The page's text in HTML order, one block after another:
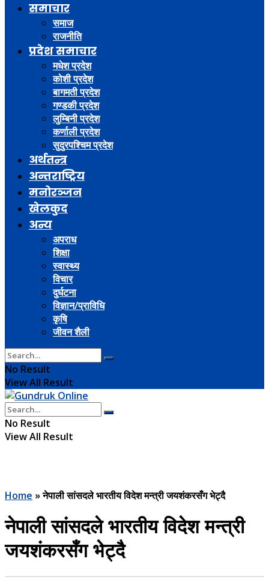
समाचार
समाज
राजनीति
प्रदेश समाचार
मधेश प्रदेश
कोशी प्रदेश
बागमती प्रदेश
गण्डकी प्रदेश
लुम्बिनी प्रदेश
कर्णाली प्रदेश
सुदुरपश्चिम प्रदेश
अर्थतन्त्र
अन्तराष्ट्रिय
मनोरञ्जन
खेलकुद
अन्य
अपराध
शिक्षा
स्वास्थ्य
विचार
दुर्घटना
विज्ञान/प्राविधि
कृषि
जीवन शैली
No Result
View All Result
No Result
View All Result
Home »नेपाली सांसदले भारतीय विदेश मन्त्री जयशंकरसँग भेट्दै
नेपाली सांसदले भारतीय विदेश मन्त्री
जयशंकरसँग भेट्दै